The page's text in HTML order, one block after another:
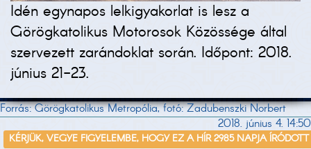
Idén egynapos lelkigyakorlat is lesz a
Görögkatolikus Motorosok Közössége által
szervezett zarándoklat során. Időpont: 2018.
június 21-23.
Forrás: Görögkatolikus Metropólia, fotó: Zadubenszki Norbert
2018. június 4. 14:50
KÉRJÜK, VEGYE FIGYELEMBE, HOGY EZ A HÍR 2985 NAPJA ÍRÓDOTT